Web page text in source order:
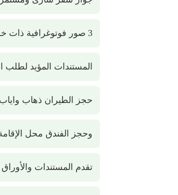
3 صور فوتوغرافية ذات خلفية بيضاء حديثة مقاس 4*6
المستندات المؤيد لطلب
حجز الطيران ذهاب واياب
وحجز الفندق محل
تقدم المستندات والأوراق